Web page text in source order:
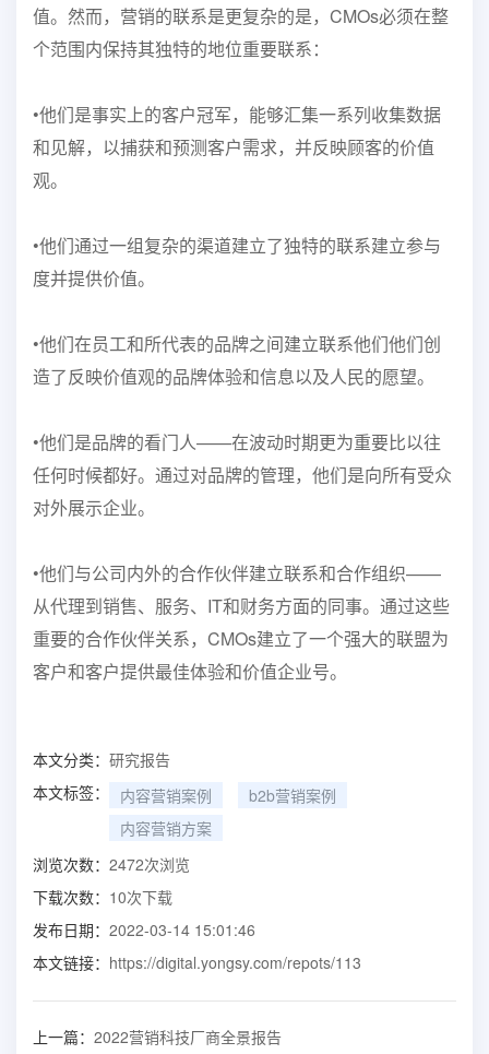
值。然而，营销的联系是更复杂的是，CMOs必须在整
个范围内保持其独特的地位重要联系：
•他们是事实上的客户冠军，能够汇集一系列收集数据
和见解，以捕获和预测客户需求，并反映顾客的价值
观。
•他们通过一组复杂的渠道建立了独特的联系建立参与
度并提供价值。
•他们在员工和所代表的品牌之间建立联系他们他们创
造了反映价值观的品牌体验和信息以及人民的愿望。
•他们是品牌的看门人——在波动时期更为重要比以往
任何时候都好。通过对品牌的管理，他们是向所有受众
对外展示企业。
•他们与公司内外的合作伙伴建立联系和合作组织——
从代理到销售、服务、IT和财务方面的同事。 通过这些
重要的合作伙伴关系，CMOs建立了一个强大的联盟为
客户和客户提供最佳体验和价值企业号。
本文分类： 研究报告
本文标签：
内容营销案例
b2b营销案例
内容营销方案
浏览次数： 2472次浏览
下载次数： 10次下载
发布日期： 2022-03-14 15:01:46
本文链接： https://digital.yongsy.com/repots/113
上一篇： 2022营销科技厂商全景报告